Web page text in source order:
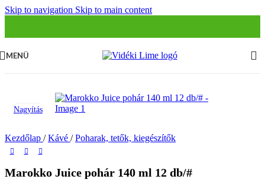
Skip to navigation Skip to main content
MENÜ
Nagyítás
Kezdőlap / Kávé / Poharak, tetők, kiegészítők
Marokko Juice pohár 140 ml 12 db/#